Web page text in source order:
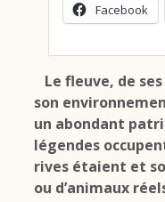
Facebook
Le fleuve, de
son
un abondant
légendes
rives étaient et
ou d’animaux